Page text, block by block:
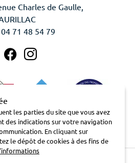
Charles de Gaulle,
04 71 48 54 79
les parties du site que vous avez
des indications sur votre navigation
En cliquant sur
le dépôt de cookies à des fins de